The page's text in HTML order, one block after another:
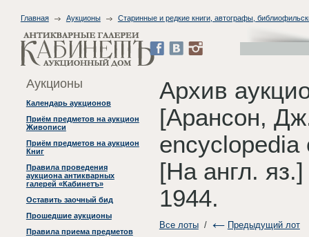
Главная Аукционы Старинные и редкие книги, автографы,
Аукционы
Календарь аукционов
Приём предметов на аукцион
Живописи
Приём предметов на аукцион
Книг
Правила проведения
аукциона антикварных
галерей «Кабинетъ»
Оставить заочный бид
Прошедшие аукционы
Правила приема предметов
Архив
[Арансон,
encyclopedia
[На англ.
1944.
Все лоты/ Предыдущий лот